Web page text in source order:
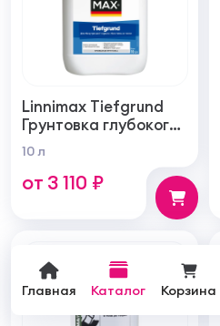
Главная Каталог Корзина
Linnimax Tiefgrund
Грунтовка глубокого
проникновения для
внутренних и
наружных работ
10 л
от 3 110 ₽